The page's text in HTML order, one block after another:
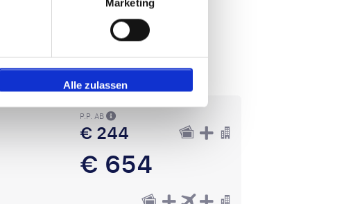
Marketing
Alle zulassen
P.P. AB
€ 244
€ 654